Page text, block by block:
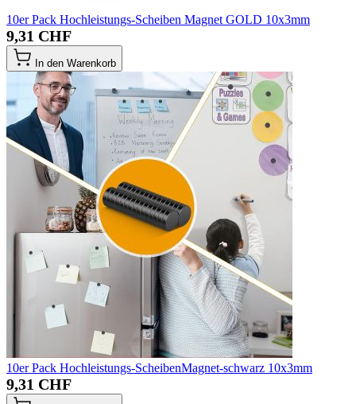
10er Pack Hochleistungs-Scheiben Magnet GOLD 10x3mm
9,31 CHF
In den Warenkorb
10er Pack Hochleistungs-ScheibenMagnet-schwarz 10x3mm
9,31 CHF